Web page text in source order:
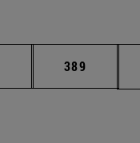
Páginas intermedias
Página
389